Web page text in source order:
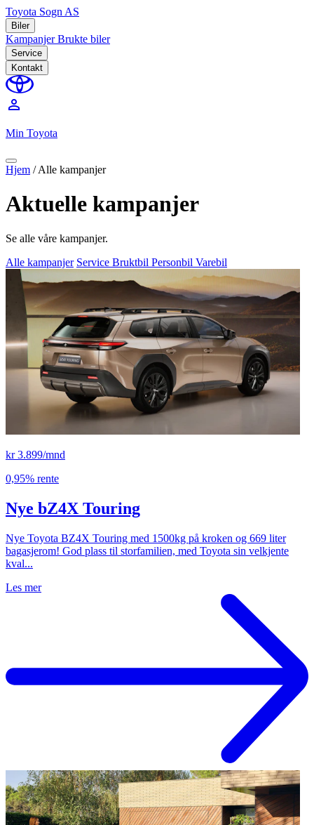
Toyota Sogn AS
Biler
KampanjerBrukte biler
Service
Kontakt
perm_identity
Min Toyota
Hjem /Alle kampanjer
Aktuelle kampanjer
Se alle våre kampanjer.
Alle kampanjer Service Bruktbil Personbil Varebil
kr 3.899/mnd
0,95% rente
Nye bZ4X Touring
Nye Toyota BZ4X Touring med 1500kg på kroken og 669 liter
bagasjerom! God plass til storfamilien, med Toyota sin velkjente
kval...
Les mer